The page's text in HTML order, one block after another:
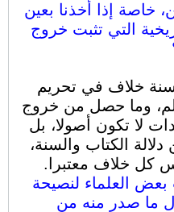
خاصة إذا أخذنا بعين
التي تثبت خروج
خلاف في تحريم
وما حصل من خروج
لا تكون أصولا، بل
الكتاب والسنة،
كل خلاف معتبرا.
العلماء لنصيحة
ما صدر منه من